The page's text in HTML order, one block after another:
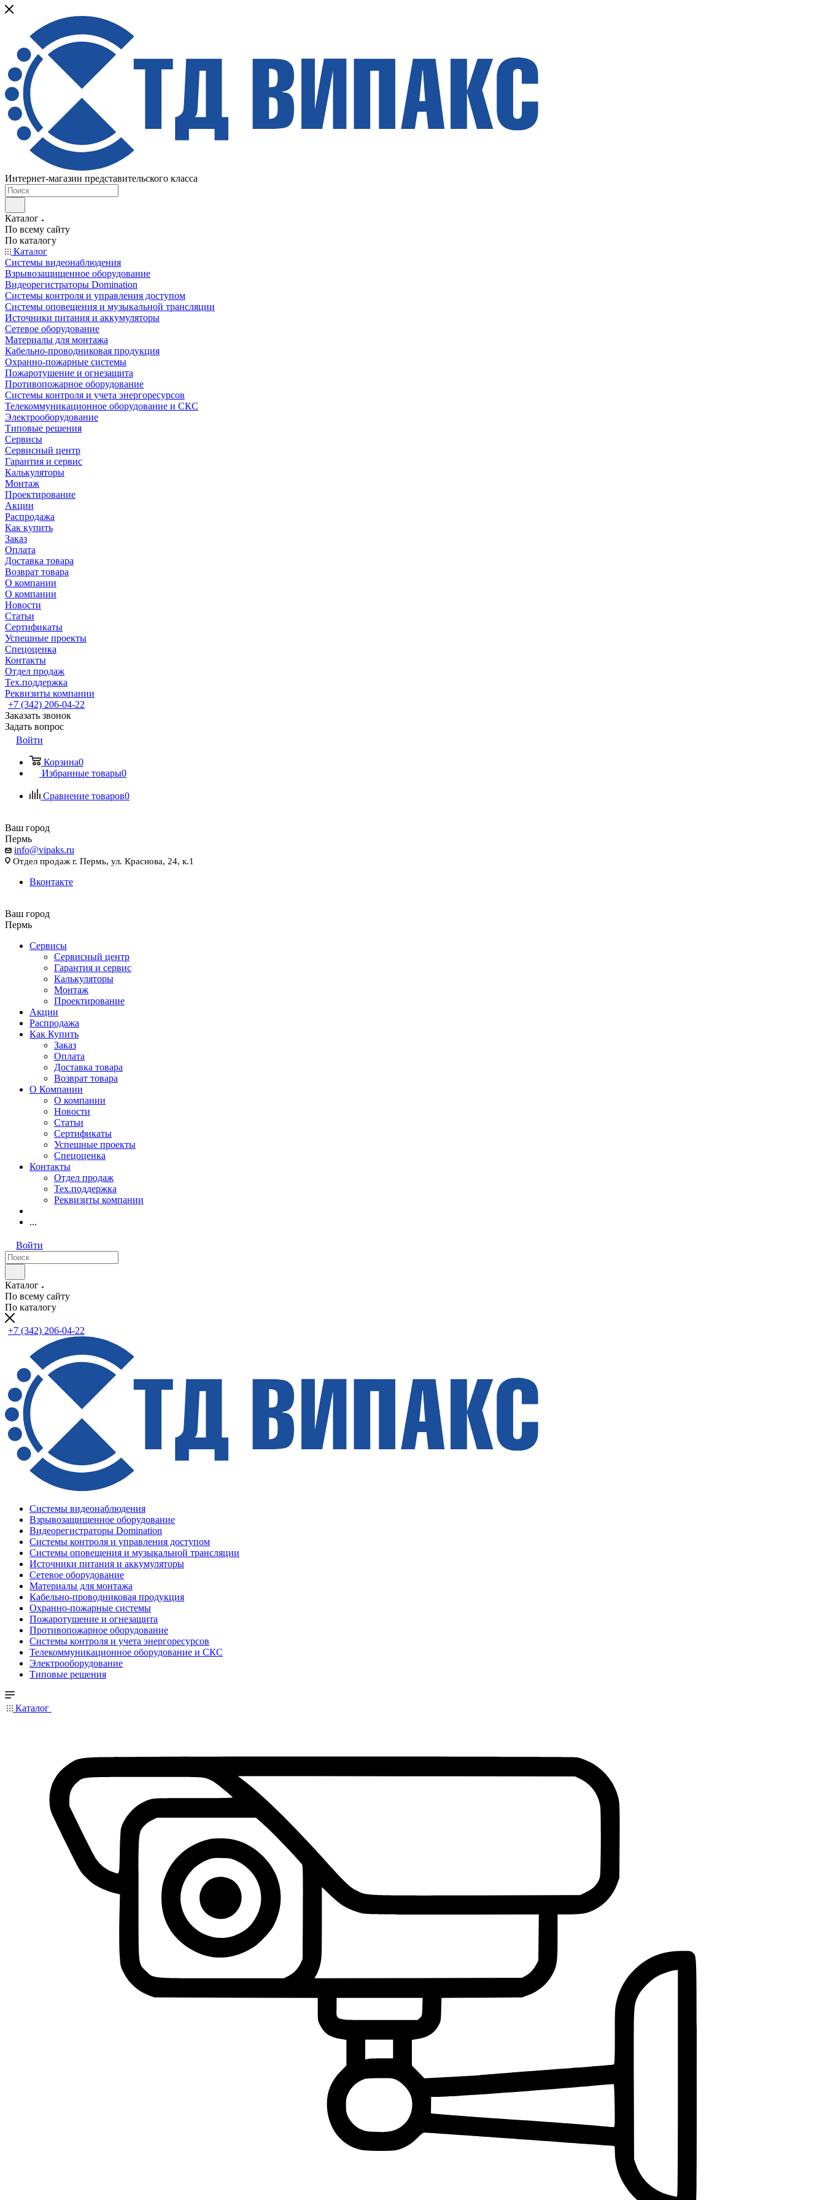
Интернет-магазин представительского класса
Каталог
По всему сайту
По каталогу
Каталог
Системы видеонаблюдения
Взрывозащищенное оборудование
Видеорегистраторы Domination
Системы контроля и управления доступом
Системы оповещения и музыкальной трансляции
Источники питания и аккумуляторы
Сетевое оборудование
Материалы для монтажа
Кабельно-проводниковая продукция
Охранно-пожарные системы
Пожаротушение и огнезащита
Противопожарное оборудование
Системы контроля и учета энергоресурсов
Телекоммуникационное оборудование и СКС
Электрооборудование
Типовые решения
Сервисы
Сервисный центр
Гарантия и сервис
Калькуляторы
Монтаж
Проектирование
Акции
Распродажа
Как купить
Заказ
Оплата
Доставка товара
Возврат товара
О компании
О компании
Новости
Статьи
Сертификаты
Успешные проекты
Спецоценка
Контакты
Отдел продаж
Тех.поддержка
Реквизиты компании
+7 (342) 206-04-22
Заказать звонок
Задать вопрос
Войти
Корзина0
Избранные товары0
Сравнение товаров0
Ваш город
Пермь
info@vipaks.ru
Отдел продаж г. Пермь, ул. Краснова, 24, к.1
Вконтакте
Ваш город
Пермь
Сервисы
Сервисный центр
Гарантия и сервис
Калькуляторы
Монтаж
Проектирование
Акции
Распродажа
Как Купить
Заказ
Оплата
Доставка товара
Возврат товара
О Компании
О компании
Новости
Статьи
Сертификаты
Успешные проекты
Спецоценка
Контакты
Отдел продаж
Тех.поддержка
Реквизиты компании
...
Войти
Каталог
По всему сайту
По каталогу
+7 (342) 206-04-22
Системы видеонаблюдения
Взрывозащищенное оборудование
Видеорегистраторы Domination
Системы контроля и управления доступом
Системы оповещения и музыкальной трансляции
Источники питания и аккумуляторы
Сетевое оборудование
Материалы для монтажа
Кабельно-проводниковая продукция
Охранно-пожарные системы
Пожаротушение и огнезащита
Противопожарное оборудование
Системы контроля и учета энергоресурсов
Телекоммуникационное оборудование и СКС
Электрооборудование
Типовые решения
Каталог